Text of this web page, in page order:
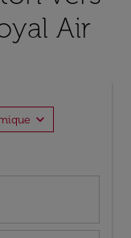
Air
expand_more